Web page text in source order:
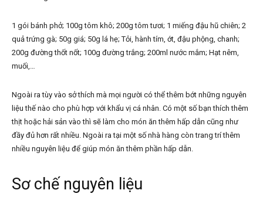
1 gói bánh phở; 100g tôm khô; 200g tôm tươi; 1 miếng đậu hũ chiên; 2
quả trứng gà; 50g giá; 50g lá hẹ; Tỏi, hành tím, ớt, đậu phộng, chanh;
200g đường thốt nốt; 100g đường trắng; 200ml nước mắm; Hạt nêm,
muối,…
Ngoài ra tùy vào sở thích mà mọi người có thể thêm bớt những nguyên
liệu thế nào cho phù hợp với khẩu vị cá nhân. Có một số bạn thích thêm
thịt hoặc hải sản vào thì sẽ làm cho món ăn thêm hấp dẫn cũng như
đầy đủ hơn rất nhiều. Ngoài ra tại một số nhà hàng còn trang trí thêm
nhiều nguyên liệu để giúp món ăn thêm phần hấp dẫn.
Sơ chế nguyên liệu